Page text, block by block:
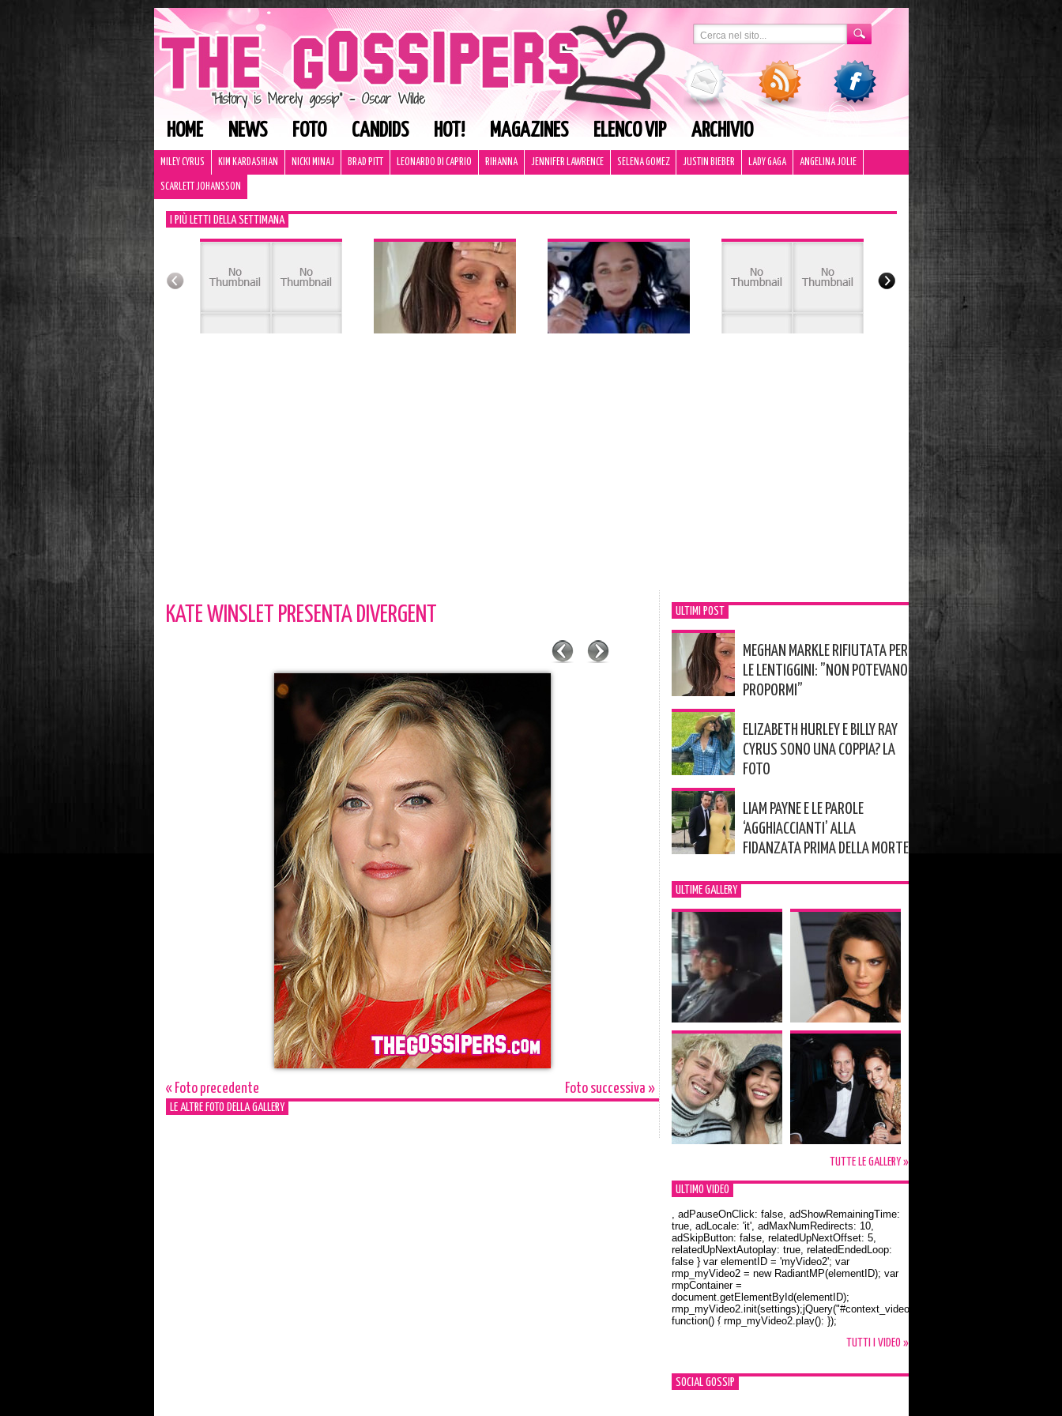
HOME NEWS FOTO CANDIDS HOT! MAGAZINES ELENCO VIP ARCHIVIO
MILEY CYRUS KIM KARDASHIAN NICKI MINAJ BRAD PITT LEONARDO DI CAPRIO RIHANNA JENNIFER LAWRENCE SELENA GOMEZ JUSTIN BIEBER LADY GAGA ANGELINA JOLIE
SCARLETT JOHANSSON
I PIÙ LETTI DELLA SETTIMANA
KATE WINSLET PRESENTA DIVERGENT
« Foto precedente Foto successiva »
LE ALTRE FOTO DELLA GALLERY
ULTIMI POST
MEGHAN MARKLE RIFIUTATA PER
LE LENTIGGINI: ”NON POTEVANO
PROPORMI”
ELIZABETH HURLEY E BILLY RAY
CYRUS SONO UNA COPPIA? LA
FOTO
LIAM PAYNE E LE PAROLE
‘AGGHIACCIANTI’ ALLA
FIDANZATA PRIMA DELLA MORTE
ULTIME GALLERY
TUTTE LE GALLERY »
ULTIMO VIDEO
Orlando Bloom e la t-shirt dedicata a Flynn
, adPauseOnClick: false, adShowRemainingTime:
true, adLocale: 'it', adMaxNumRedirects: 10,
adSkipButton: false, relatedUpNextOffset: 5,
relatedUpNextAutoplay: true, relatedEndedLoop:
false } var elementID = 'myVideo2'; var
rmp_myVideo2 = new RadiantMP(elementID); var
rmpContainer =
document.getElementById(elementID);
rmp_myVideo2.init(settings);jQuery("#context_video2").one("mouseover",
function() { rmp_myVideo2.play(); });
TUTTI I VIDEO »
SOCIAL GOSSIP